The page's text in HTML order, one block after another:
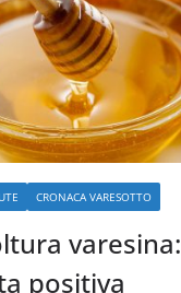
CRONACA VARESOTTO
varesina:
positiva